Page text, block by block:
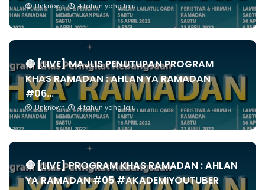
Unknown 4 tahun yang lalu
🔴 [LIVE] MAJLIS PENUTUPAN PROGRAM
KHAS RAMADAN : AHLAN YA RAMADAN
#06...
Unknown 4 tahun yang lalu
🔴 [LIVE] PROGRAM KHAS RAMADAN : AHLAN
YA RAMADAN #05 #AKADEMIYOUTUBER